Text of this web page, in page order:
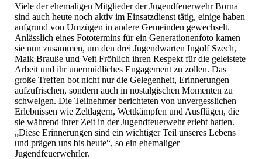
Viele der ehemaligen Mitglieder der Jugendfeuerwehr Borna
sind auch heute noch aktiv im Einsatzdienst tätig, einige haben
aufgrund von Umzügen in andere Gemeinden gewechselt.
Anlässlich eines Fototermins für ein Generationenfoto kamen
sie nun zusammen, um den drei Jugendwarten Ingolf Szech,
Maik Brauße und Veit Fröhlich ihren Respekt für die geleistete
Arbeit und ihr unermüdliches Engagement zu zollen. Das
große Treffen bot nicht nur die Gelegenheit, Erinnerungen
aufzufrischen, sondern auch in nostalgischen Momenten zu
schwelgen. Die Teilnehmer berichteten von unvergesslichen
Erlebnissen wie Zeltlagern, Wettkämpfen und Ausflügen, die
sie während ihrer Zeit in der Jugendfeuerwehr erlebt hatten.
„Diese Erinnerungen sind ein wichtiger Teil unseres Lebens
und prägen uns bis heute“, so ein ehemaliger
Jugendfeuerwehrler.